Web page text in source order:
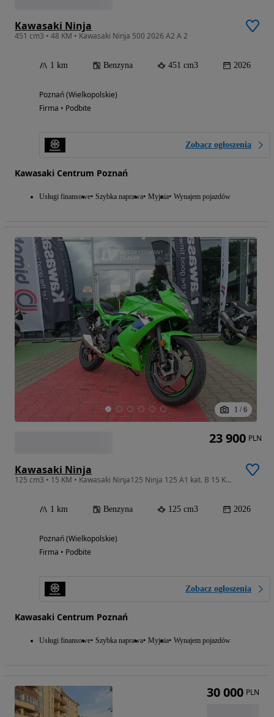
Kawasaki Ninja
451 cm3 • 48 KM • Kawasaki Ninja 500 2026 A2 A 2
1 km Benzyna 451 cm3 2026
Poznań (Wielkopolskie)
Firma • Podbite
Zobacz ogłoszenia
Kawasaki Centrum Poznań
Usługi finansowe Szybka naprawa Myjnia Wynajem pojazdów
1 / 6
Kawasaki Ninja
125 cm3 • 15 KM • Kawasaki Ninja125 Ninja 125 A1 kat. B 15 KM 2026
1 km Benzyna 125 cm3 2026
Poznań (Wielkopolskie)
Firma • Podbite
Zobacz ogłoszenia
Kawasaki Centrum Poznań
Usługi finansowe Szybka naprawa Myjnia Wynajem pojazdów
23 900 PLN
30 000 PLN